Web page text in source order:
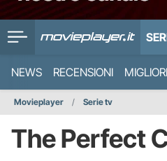
NEWS RECENSIONI
Movieplayer Serie tv
The Perfect